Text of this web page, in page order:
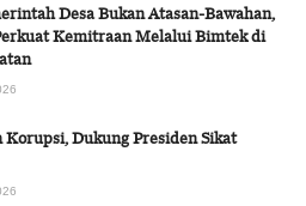
Desa Bukan Atasan-Bawahan,
Kemitraan Melalui Bimtek di
Korupsi, Dukung Presiden Sikat